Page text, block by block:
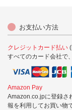
お支払い方法
クレジットカード払い
すべてのカード会社で
Amazon Pay
Amazon.co.jpに登録さ
報を利用してお買い物